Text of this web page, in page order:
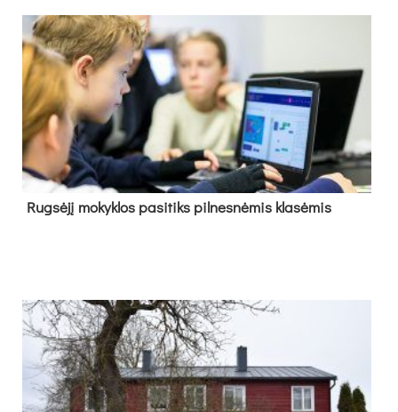
Rug­sė­jį mo­kyk­los pa­si­tiks pil­nes­nė­mis kla­sė­mis